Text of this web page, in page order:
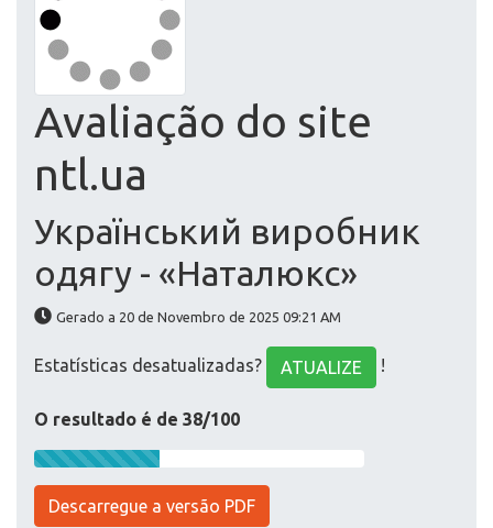
Avaliação do site
ntl.ua
Український виробник
одягу - «Наталюкс»
Gerado a 20 de Novembro de 2025 09:21 AM
Estatísticas desatualizadas? ATUALIZE !
O resultado é de 38/100
Descarregue a versão PDF